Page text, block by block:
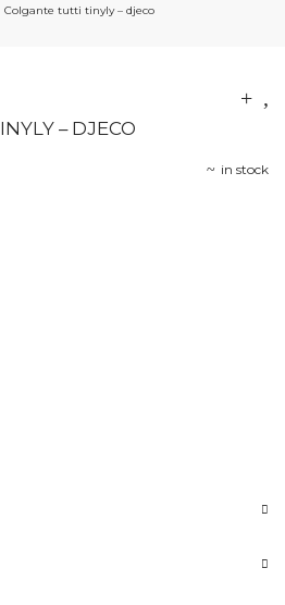
Colgante tutti tinyly – djeco
– DJECO
in stock